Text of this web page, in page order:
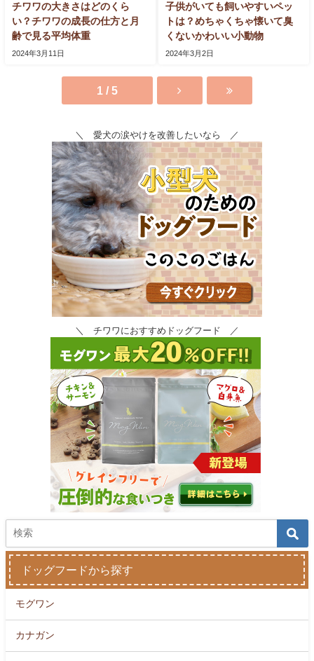
チワワの大きさはどのくら
い？チワワの成長の仕方と月
齢で見る平均体重
2024年3月11日
子供がいても飼いやすいペッ
トは？めちゃくちゃ懐いて臭
くないかわいい小動物
2024年3月2日
1 / 5
＼ 愛犬の涙やけを改善したいなら ／
＼ チワワにおすすめドッグフード ／
ドッグフードから探す
モグワン
カナガン